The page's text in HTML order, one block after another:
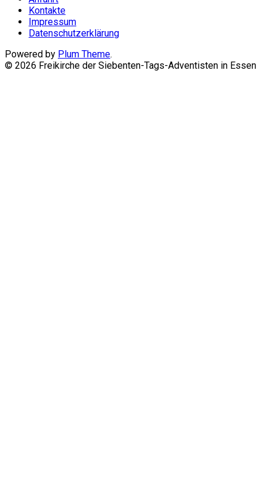
Kontakte
Impressum
Datenschutzerklärung
Powered by Plum Theme.
© 2026 Freikirche der Siebenten-Tags-Adventisten in Essen